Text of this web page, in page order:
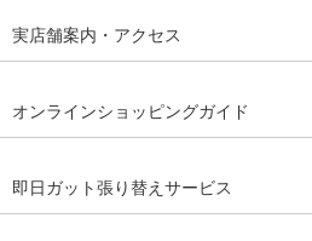
実店舗案内・アクセス
オンラインショッピングガイド
即日ガット張り替えサービス